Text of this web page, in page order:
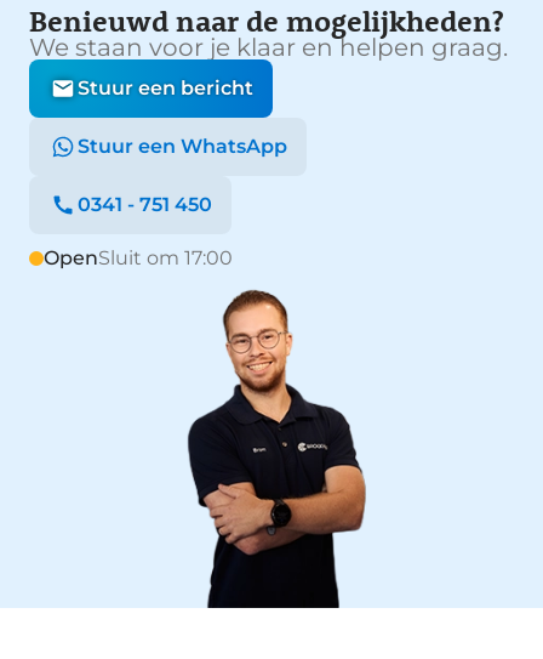
Benieuwd naar de mogelijkheden?
We staan voor je klaar en helpen graag.
Stuur een bericht
Stuur een WhatsApp
0341 - 751 450
OpenSluit om 17:00